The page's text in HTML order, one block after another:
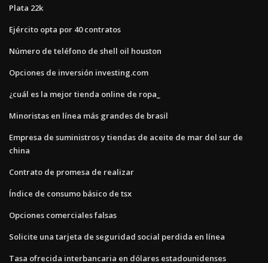
Plata 22k
Ejército opta por 40 contratos
Número de teléfono de shell oil houston
Opciones de inversión investing.com
¿cuál es la mejor tienda online de ropa_
Minoristas en línea más grandes de brasil
Empresa de suministros y tiendas de aceite de mar del sur de
china
Contrato de promesa de realizar
Índice de consumo básico de tsx
Opciones comerciales falsas
Solicite una tarjeta de seguridad social perdida en línea
Tasa ofrecida interbancaria en dólares estadounidenses